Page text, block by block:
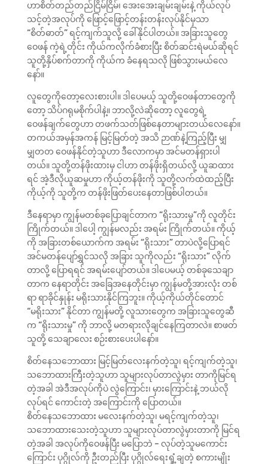
ဟာစိတ်တည်တည်ငြိမ်ငြိမ်၊ အေးအေးချမ်းချမ်းနဲ့ ကိုယ်လုပ်
သင့်တဲ့အလုပ်ကို ဖြောင့်ဖြောင့်တန်းတန်းလုပ်နိုင်မှသာ
“စိတ်ဓာတ်” ရင့်ကျက်သူလို့ ခေါ်နိုင်ပါတယ်။ အခြားသူတွေ
ဝေဖန် ကဲ့ရဲ့တိုင်း ကိုယ်ကလိုက်ခံစားပြီး စိတ်ဆင်းရဲမယ်ဆိုရင်
သူတို့နှိပ်စက်တာကို ကိုယ်က ခံနေရသလို ဖြစ်သွားမယ်လေ
နော်။
လူတွေကိုတော့လေးစားပါ။ ဒါပေမယ့် သူတို့ဝေဖန်တာတွေကို
တော့ သိပ်ဂရုမစိုက်ပါနဲ့။ ဘာလို့လဲဆိုတော့ လူတွေရဲ့
ဝေဖန်ချက်တွေဟာ တဖက်သတ်ဖြစ်နေတာများတယ်လေနော်။
တကယ်အမှန်အကန် မြင့်မြတ်တဲ့ အသိ ဉာဏ်နဲ့ကြည့်ပြီး မျှ
မျှတတ ဝေဖန်နိုင်တဲ့သူဟာ ဒီလောကမှာ အင်မတန်ရှားပါ
တယ်။ သူတို့တန်ဖိုးထားမှ ငါဟာ တန်ဖိုးရှိတယ်လို့ ယူဆထား
ရင် အဲ့ဒီလိုယူဆမှုဟာ ကိုယ့်တန်ဖိုးကို သူတို့လက်ထဲထည့်ပြီး
ကိုယ့်ကို သူတို့က တန်ဖိုးဖြတ်ပေးနေတာဖြစ်ပါတယ်။
ဒီနေရာမှာ ကျွန်မတစ်ခုပြောချင်တာက “ရိုးသားမှု”ကို လူတိုင်း
ကြိုက်တယ်။ ဒါပေါ့ ကျွန်မလည်း အရမ်း ကြိုက်တယ်။ ကိုယ့်
ကို အခြားတစ်ယောက်က အရမ်း “ရိုးသား” တာပဲလို့ပြောရင်
အင်မတန်ပျော်ရွှင်သလို အခြား သူကိုလည်း “ရိုးသား” လိုက်
တာလို့ ပြောရရင် အရမ်းပျော်တယ်။ ဒါပေမယ့် တစ်ခုသေချာ
တာက နေရာတိုင်း အခြေအနေတိုင်းမှာ ကျွန်မတို့အားလုံး တစ်
ရာ ရာခိုင်နှုန်း မရိုးသားနိုင်ကြဘူး။ ကိုယ့်ကိုယ်တိုင်တောင်
“မရိုးသား” နိုင်တာ ကျွန်မတို့ လူသားတွေက အခြားသူတွေဆီ
က “ရိုးသားမှု” ကို ဘာလို့ မတရားလိုချင်နေကြတာလဲ။ စာဖတ်
သူတို့ သေချာလေး စဉ်းစားပေးပါနော်။
စိတ်နေသဘောထား မြင့်မြတ်လေးနက်တဲ့သူ၊ ရင့်ကျက်တဲ့သူ၊
သဘောထားကြီးတဲ့သူဟာ သူများလုပ်တာလွဲမှား တာကိုမြင်ရ
တဲ့အခါ အဲဒီအလုပ်ကိုပဲ လွဲကြောင်း၊ မှားကြောင်းနဲ့ ဘယ်လို
လုပ်ရင် ကောင်းတဲ့ အကြောင်းကို ပြောတယ်။
စိတ်နေသဘောထား မလေးနက်တဲ့သူ၊ မရင့်ကျက်တဲ့သူ၊
သဘောထားသေးတဲ့သူဟာ သူများလုပ်တာလွဲမှားတာကို မြင်ရ
တဲ့အခါ အလုပ်ကိုဝေဖန်ပြီး မပြောဘဲ – လုပ်တဲ့သူမကောင်း
ကြောင်း ပုဂ္ဂိုလ်ကို ဦးတည်ပြီး ပုဂ္ဂိုလ်ရေးရှုံ့ချတဲ့ စကားမျိုး